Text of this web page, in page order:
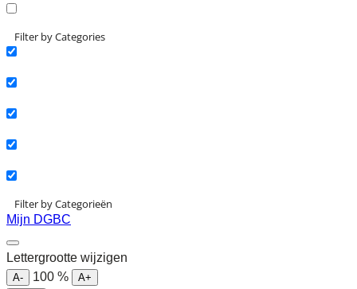
Filter by Categories
Filter by Categorieën
Mijn DGBC
Lettergrootte wijzigen
A- 100 %
A+